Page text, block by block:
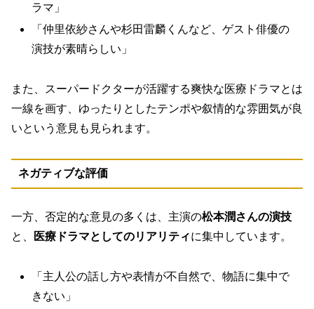
ラマ」
「仲里依紗さんや杉田雷麟くんなど、ゲスト俳優の
演技が素晴らしい」
また、スーパードクターが活躍する爽快な医療ドラマとは
一線を画す、 ゆったりとしたテンポや叙情的な雰囲気が良
いという意見も見られます。
ネガティブな評価
一方、否定的な意見の多くは、主演の松本潤さんの演技
と、
医療ドラマとしてのリアリティに集中しています。
「主人公の話し方や表情が不自然で、物語に集中で
きない」